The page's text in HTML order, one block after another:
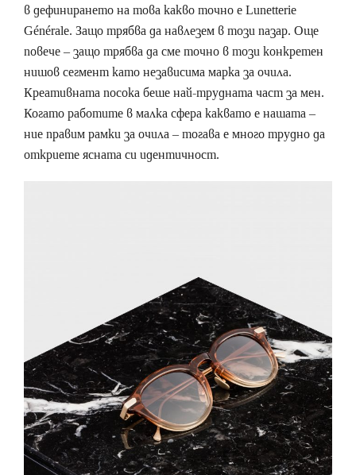
в дефинирането на това какво точно е Lunetterie
Générale. Защо трябва да навлезем в този пазар. Още
повече – защо трябва да сме точно в този конкретен
нишов сегмент като независима марка за очила.
Креативната посока беше най-трудната част за мен.
Когато работите в малка сфера каквато е нашата –
ние правим рамки за очила – тогава е много трудно да
откриете ясната си идентичност.